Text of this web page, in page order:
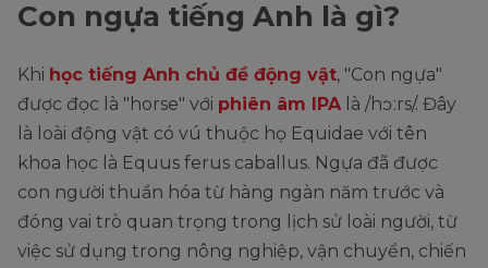
Con ngựa tiếng Anh là gì?
Khi học tiếng Anh chủ đề động vật, "Con ngựa"
được đọc là "horse" với phiên âm IPAlà /hɔːrs/. Đây
là loài động vật có vú thuộc họ Equidae với tên
khoa học là Equus ferus caballus. Ngựa đã được
con người thuần hóa từ hàng ngàn năm trước và
đóng vai trò quan trọng trong lịch sử loài người, từ
việc sử dụng trong nông nghiệp, vận chuyển, chiến